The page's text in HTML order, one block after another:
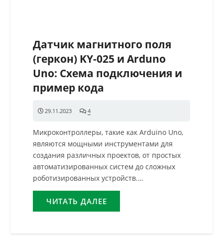
Датчик магнитного поля
(геркон) KY-025 и Arduno
Uno: Схема подключения и
пример кода
29.11.2023 4
Микроконтроллеры, такие как Arduino Uno,
являются мощными инструментами для
создания различных проектов, от простых
автоматизированных систем до сложных
роботизированных устройств.…
ЧИТАТЬ ДАЛЕЕ